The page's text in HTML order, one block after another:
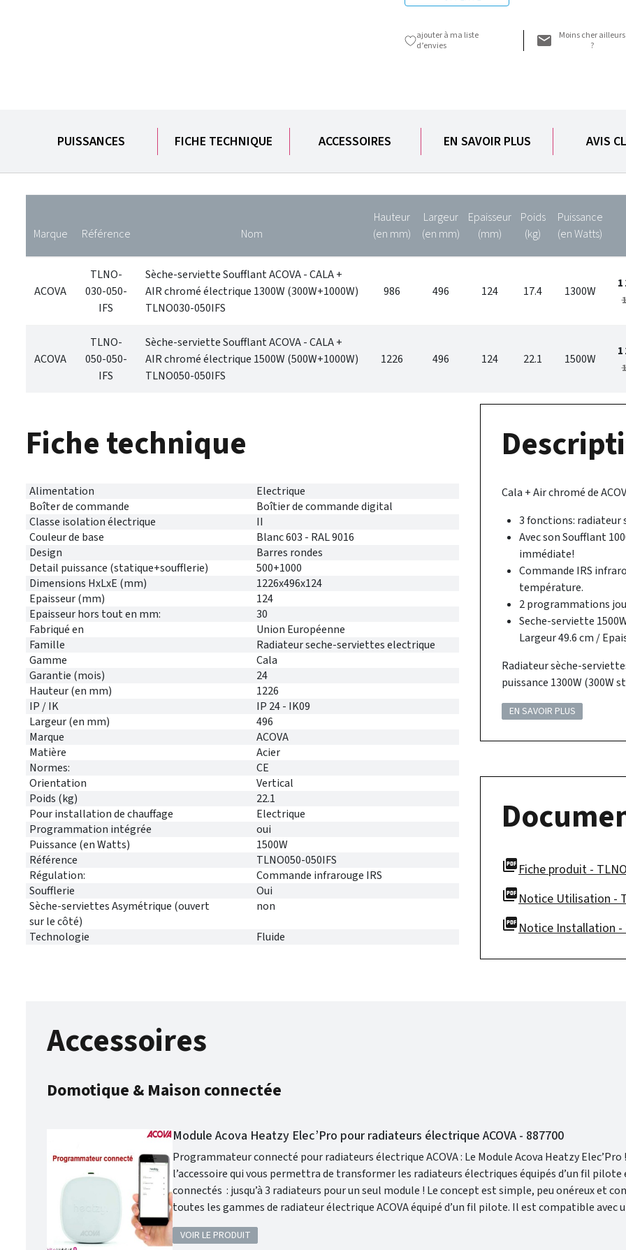
ajouter à ma liste
d’envies
Moins cher ailleurs
?
PUISSANCES FICHE TECHNIQUE ACCESSOIRES EN SAVOIR PLUS AVIS
Marque Référence Nom
Hauteur
(en mm)
Largeur
(en mm)
Epaisseur
(mm)
Poids
(kg)
Puissance
(en Watts)
ACOVA
TLNO-
030-050-
IFS
Sèche-serviette Soufflant ACOVA - CALA +
AIR chromé électrique 1300W (300W+1000W)
TLNO030-050IFS
986 496 124 17.4 1300W
ACOVA
TLNO-
050-050-
IFS
Sèche-serviette Soufflant ACOVA - CALA +
AIR chromé électrique 1500W (500W+1000W)
TLNO050-050IFS
1226 496 124 22.1 1500W
Fiche technique
Alimentation
Electrique
Boîter de commande
Boîtier de commande digital
Classe isolation électrique
II
Couleur de base
Blanc 603 - RAL 9016
Design
Barres rondes
Detail puissance (statique+soufflerie)
500+1000
Dimensions HxLxE (mm)
1226x496x124
Epaisseur (mm)
124
Epaisseur hors tout en mm:
30
Fabriqué en
Union Européenne
Famille
Radiateur seche-serviettes electrique
Gamme
Cala
Garantie (mois)
24
Hauteur (en mm)
1226
IP / IK
IP 24 - IK09
Largeur (en mm)
496
Marque
ACOVA
Matière
Acier
Normes:
CE
Orientation
Vertical
Poids (kg)
22.1
Pour installation de chauffage
Electrique
Programmation intégrée
oui
Puissance (en Watts)
1500W
Référence
TLNO050-050IFS
Régulation:
Commande infrarouge IRS
Soufflerie
Oui
Sèche-serviettes Asymétrique (ouvert
sur le côté)
non
Technologie
Fluide
Cala + Air chromé de
3 fonctions: radiateur
Avec son Soufflant
immédiate!
Commande IRS
température.
2 programmations
Seche-serviette
Largeur 49.6 cm /
Radiateur sèche-
puissance 1300W (300W
EN SAVOIR PLUS
picture_as_pdfFiche produit -
picture_as_pdfNotice Utilisation -
picture_as_pdfNotice Installation -
Accessoires
Domotique & Maison connectée
Module Acova Heatzy Elec’Pro pour radiateurs électrique ACOVA - 887700
Programmateur connecté pour radiateurs électrique ACOVA : Le Module Acova Heatzy Elec’Pro ! C’est
l’accessoire qui vous permettra de transformer les radiateurs électriques équipés d’un fil pilote en produits
connectés : jusqu’à 3 radiateurs pour un seul module ! Le concept est simple, peu onéreux et convient à
toutes les gammes de radiateur électrique ACOVA équipé d’un fil pilote. Il est compatible avec une nouvelle
installation ou des appareils déjà installés ! Connexion direct en WIFI à la box internet de votre domicile.
Pilotage des radiateurs de l’extérieur comme de l’intérieur avec l’ application gratuite pour
VOIR LE PRODUIT